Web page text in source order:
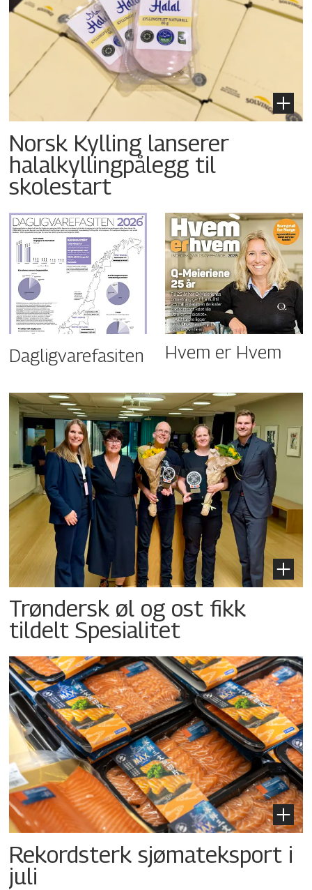
Norsk Kylling lanserer
halalkyllingpålegg til
skolestart
Dagligvarefasiten Hvem er Hvem
Trøndersk øl og ost fikk
tildelt Spesialitet
Rekordsterk sjømateksport i
juli